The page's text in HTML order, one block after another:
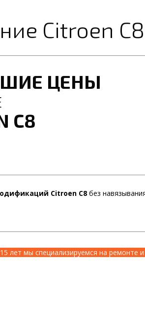
Citroen C8
ЦЕНЫ
C8
Citroen C8 без
лет мы специализируемся на ремонте